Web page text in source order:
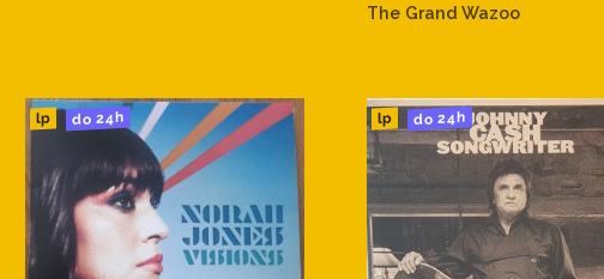
The Grand Wazoo
lp do 24h lp do 24h